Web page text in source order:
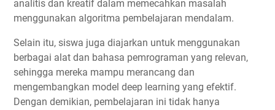
analitis dan kreatif dalam memecahkan masalah
menggunakan algoritma pembelajaran mendalam.
Selain itu, siswa juga diajarkan untuk menggunakan
berbagai alat dan bahasa pemrograman yang relevan,
sehingga mereka mampu merancang dan
mengembangkan model deep learning yang efektif.
Dengan demikian, pembelajaran ini tidak hanya